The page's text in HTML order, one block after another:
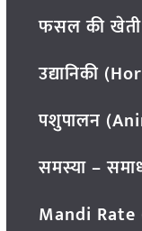
फसल की
उद्यानिकी
पशुपालन
समस्या –
Mandi Rate